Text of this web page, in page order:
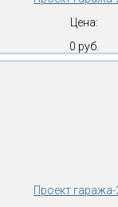
Цена:
0 руб.
Проект